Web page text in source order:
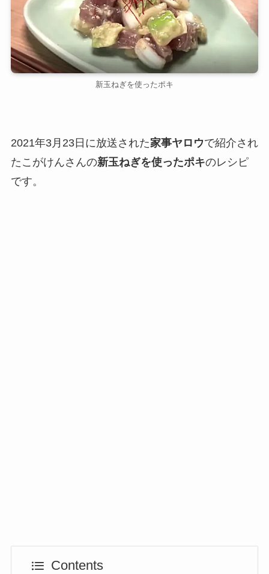
新玉ねぎを使ったポキ
2021年3月23日に放送された家事ヤロウで紹介され
たこがけんさんの新玉ねぎを使ったポキのレシピ
です。
Contents